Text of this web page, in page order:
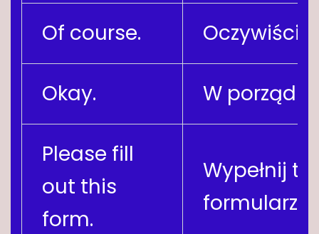
Of course. Oczywiście.
Okay. W
Please fill
out this
form.
Wypełnij
formularz.